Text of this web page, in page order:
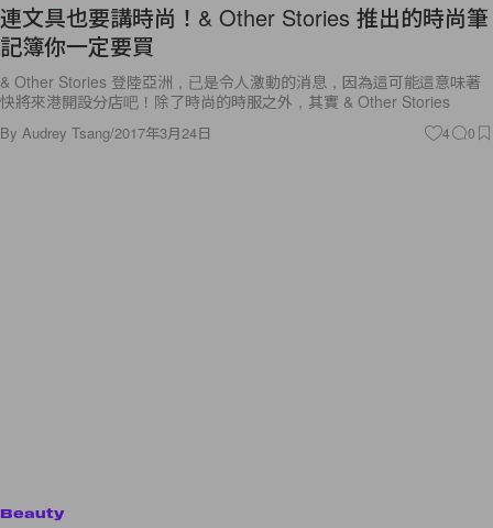
連文具也要講時尚！& Other Stories 推出的時尚筆
記簿你一定要買
& Other Stories 登陸亞洲，已是令人激動的消息，因為這可能這意味著
快將來港開設分店吧！除了時尚的時服之外，其實 & Other Stories
By Audrey Tsang/2017年3月24日 4 0
Beauty